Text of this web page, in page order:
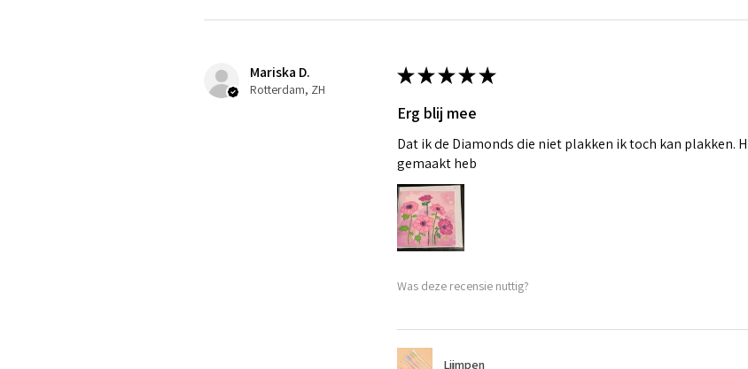
Mariska D.
Rotterdam, ZH
★★★★★
Erg blij mee
Dat ik de Diamonds die niet plakken ik toch kan plakken.
gemaakt heb
Was deze recensie nuttig?
Lijmpen